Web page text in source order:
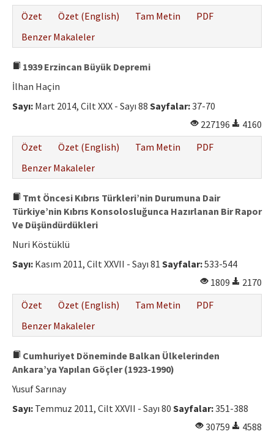
Özet Özet (English) Tam Metin
PDF
Benzer Makaleler
1939 Erzincan Büyük Depremi
İlhan Haçin
Sayı: Mart 2014, Cilt XXX - Sayı 88 Sayfalar:37-70
227196
4160
Özet
Özet (English) Tam Metin
PDF
Benzer Makaleler
Tmt Öncesi Kıbrıs Türkleri’nin Durumuna Dair
Türkiye’nin Kıbrıs Konsolosluğunca Hazırlanan Bir Rapor
Ve Düşündürdükleri
Nuri Köstüklü
Sayı: Kasım 2011, Cilt XXVII - Sayı 81 Sayfalar:533-544
1809
2170
Özet
Özet (English) Tam Metin
PDF
Benzer Makaleler
Cumhuriyet Döneminde Balkan Ülkelerinden
Ankara’ya Yapılan Göçler (1923-1990)
Yusuf Sarınay
Sayı: Temmuz 2011, Cilt XXVII - Sayı 80 Sayfalar:351-388
30759
4588